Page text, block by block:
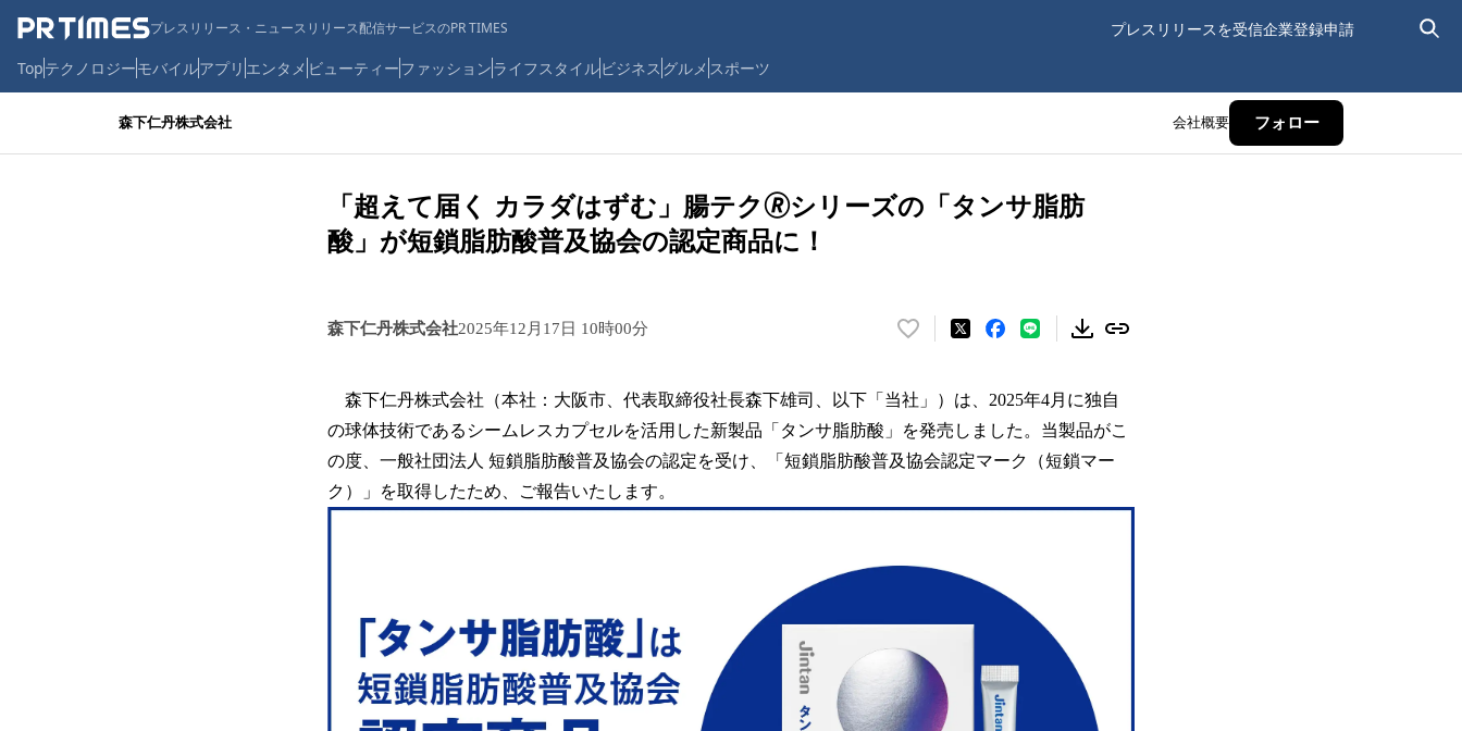
プレスリリース・ニュースリリース配信サービスのPR TIMES プレスリリースを受信企業登録申請
Topテクノロジーモバイルアプリ エンタメ ビューティーファッションライフスタイルビジネス グルメ スポーツ
森下仁丹株式会社 会社概要 フォロー
「超えて届く カラダはずむ」腸テク🄬シリーズの「タンサ脂肪
酸」が短鎖脂肪酸普及協会の認定商品に！
森下仁丹株式会社2025年12月17日 10時00分
い
！
数
を
中
森下仁丹株式会社（本社：大阪市、代表取締役社長森下雄司、以下「当社」）は、2025年4月に独自
の球体技術であるシームレスカプセルを活用した新製品「タンサ脂肪酸」を発売しました。当製品がこ
の度、一般社団法人 短鎖脂肪酸普及協会の認定を受け、「短鎖脂肪酸普及協会認定マーク（短鎖マー
ク）」を取得したため、ご報告いたします。